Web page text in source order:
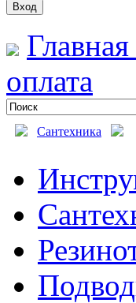
Главная
оплата
Сантехника